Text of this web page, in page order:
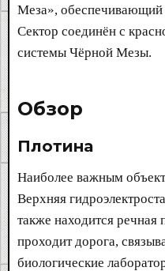
Меза», обеспечивающий
Сектор соединён с
системы Чёрной Мезы.
Обзор​
Плотина​
Наиболее важным
Верхняя
также находится
проходит дорога,
биологические